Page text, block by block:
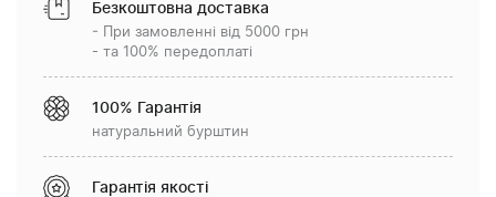
Безкоштовна доставка
- При замовленні від 5000 грн
- та 100% передоплаті
100% Гарантія
натуральний бурштин
Гарантія якості